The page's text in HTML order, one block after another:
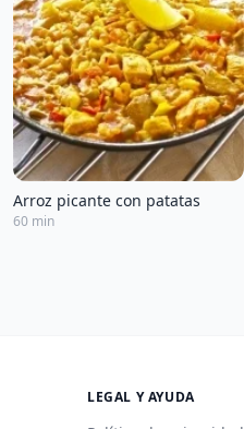
Arroz picante con patatas
60 min
LEGAL Y AYUDA